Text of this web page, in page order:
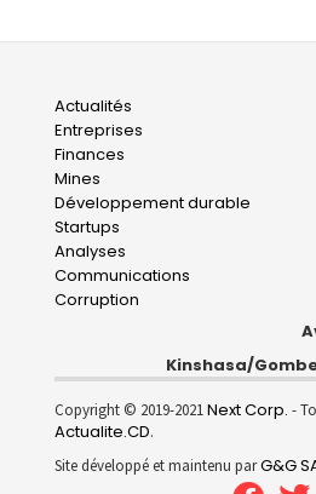
Main
navigation
Actualités
Entreprises
Finances
Mines
Développement durable
Startups
Analyses
Communications
Corruption
Kinshasa/
Copyright © 2019-2021Next Corp. -
Actualite.CD.
Site développé et maintenu parG&G